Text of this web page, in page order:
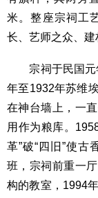
米。整座宗祠工
长、艺师之众、建
宗祠于民国元
年至1932年苏维
在神台墙上，一
用作为粮库。
革”破“四旧”使古
班，宗祠前重一
构的教室，1994